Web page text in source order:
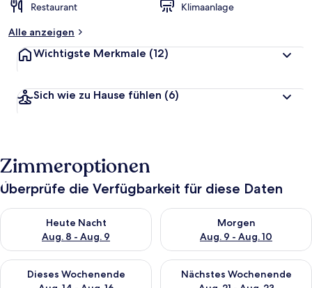
Restaurant
Klimaanlage
Alle anzeigen
Wichtigste Merkmale (12)
Sich wie zu Hause fühlen (6)
Zimmeroptionen
Überprüfe die Verfügbarkeit für diese Daten
Heute Nacht
Aug. 8 - Aug. 9
Überprüfe die Verfügbarkeit für heute Nacht, Aug. 8 - Aug. 9.
Morgen
Aug. 9 - Aug. 10
Überprüfe die Verfügbarkeit
Dieses Wochenende
Überprüfe die Verfügbarkeit für dieses Wochenende, Aug. 14
Nächstes Wochenende
Überprüfe die Verfügbarkeit